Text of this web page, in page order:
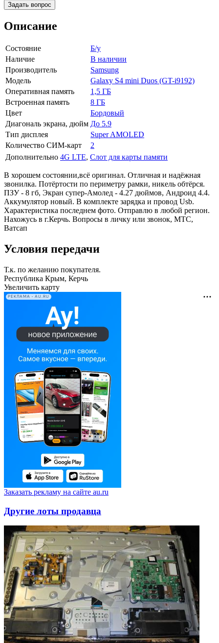
Задать вопрос
Описание
Состояние
Б/у
Наличие
В наличии
Производитель
Samsung
Модель
Galaxy S4 mini Duos (GT-i9192)
Оперативная память
1,5 ГБ
Встроенная память
8 ГБ
Цвет
Бордовый
Диагональ экрана, дюйм До 5.9
Тип дисплея
Super AMOLED
Количество СИМ-карт
2
Дополнительно 4G LTE, Слот для карты памяти
В хорошем состоянии,всё оригинал. Отличная и надёжная
звонилка. Потёртости по периметру рамки, никель обтёрся.
ПЗУ - 8 гб, Экран супер-Амолед - 4.27 дюймов, Андроид 4.4.
Аккумулятор новый. В комплекте зарядка и провод Usb.
Характеристика последнем фото. Отправлю в любой регион.
Нахожусь в г.Керчь. Вопросы в личку или звонок, МТС,
Ватсап
Условия передачи
Т.к. по желанию покупателя.
Республика Крым, Керчь
Увеличить карту
РЕКЛАМА • AU.RU
Заказать рекламу на сайте au.ru
Другие лоты продавца